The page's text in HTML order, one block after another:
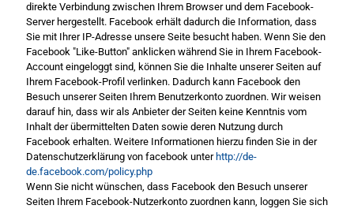
direkte Verbindung zwischen Ihrem Browser und dem Facebook-
Server hergestellt. Facebook erhält dadurch die Information, dass
Sie mit Ihrer IP-Adresse unsere Seite besucht haben. Wenn Sie den
Facebook "Like-Button" anklicken während Sie in Ihrem Facebook-
Account eingeloggt sind, können Sie die Inhalte unserer Seiten auf
Ihrem Facebook-Profil verlinken. Dadurch kann Facebook den
Besuch unserer Seiten Ihrem Benutzerkonto zuordnen. Wir weisen
darauf hin, dass wir als Anbieter der Seiten keine Kenntnis vom
Inhalt der übermittelten Daten sowie deren Nutzung durch
Facebook erhalten. Weitere Informationen hierzu finden Sie in der
Datenschutzerklärung von facebook unter http://de-
de.facebook.com/policy.php
Wenn Sie nicht wünschen, dass Facebook den Besuch unserer
Seiten Ihrem Facebook-Nutzerkonto zuordnen kann, loggen Sie sich